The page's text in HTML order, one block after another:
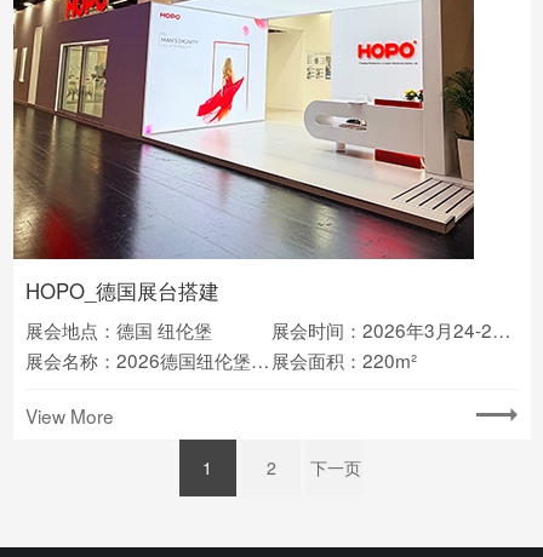
HOPO_德国展台搭建
展会地点：德国 纽伦堡
展会时间：2026年3月24-27日
展会名称：2026德国纽伦堡门窗展 展会面积：220m²
View More
1 2 下一页